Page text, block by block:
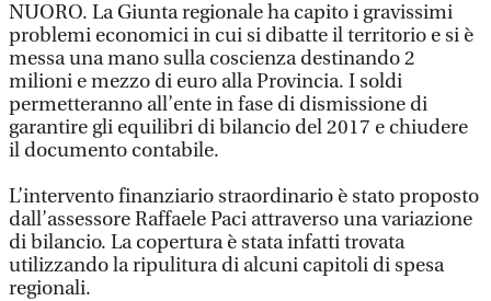
NUORO. La Giunta regionale ha capito i gravissimi
problemi economici in cui si dibatte il territorio e si è
messa una mano sulla coscienza destinando 2
milioni e mezzo di euro alla Provincia. I soldi
permetteranno all’ente in fase di dismissione di
garantire gli equilibri di bilancio del 2017 e chiudere
il documento contabile.
L’intervento finanziario straordinario è stato proposto
dall’assessore Raffaele Paci attraverso una variazione
di bilancio. La copertura è stata infatti trovata
utilizzando la ripulitura di alcuni capitoli di spesa
regionali.